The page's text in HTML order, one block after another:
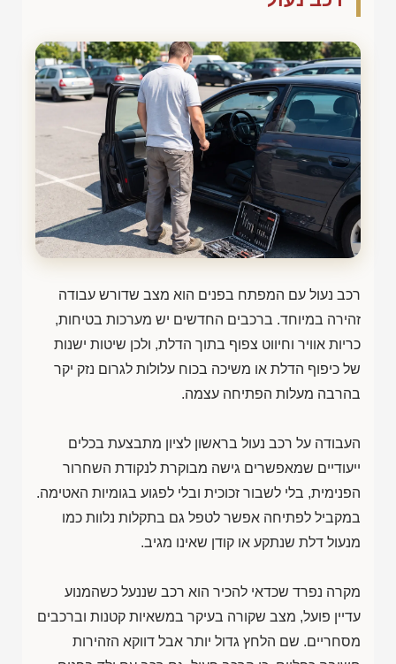
רכב נעול עם המפתח בפנים הוא מצב שדורש עבודה
זהירה במיוחד. ברכבים החדשים יש מערכות בטיחות,
כריות אוויר וחיווט צפוף בתוך הדלת, ולכן שיטות ישנות
של כיפוף הדלת או משיכה בכוח עלולות לגרום נזק יקר
בהרבה מעלות הפתיחה עצמה.
העבודה על רכב נעול בראשון לציון מתבצעת בכלים
ייעודיים שמאפשרים גישה מבוקרת לנקודת השחרור
הפנימית, בלי לשבור זכוכית ובלי לפגוע בגומיות האטימה.
במקביל לפתיחה אפשר לטפל גם בתקלות נלוות כמו
מנעול דלת שנתקע או קודן שאינו מגיב.
מקרה נפרד שכדאי להכיר הוא רכב שננעל כשהמנוע
עדיין פועל, מצב שקורה בעיקר במשאיות קטנות וברכבים
מסחריים. שם הלחץ גדול יותר אבל דווקא הזהירות